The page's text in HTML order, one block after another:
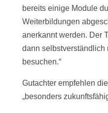
bereits einige Module
Weiterbildungen
anerkannt werden. Der
dann selbstverständlich
besuchen.“
Gutachter empfehlen
„besonders